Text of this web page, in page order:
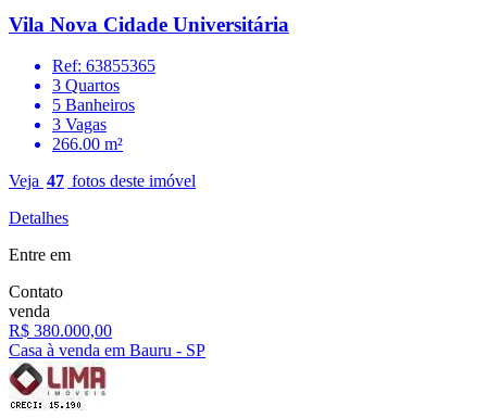
Vila Nova Cidade Universitária
Ref: 63855365
3 Quartos
5 Banheiros
3 Vagas
266.00 m²
Veja 47 fotos deste imóvel
Detalhes
Entre em
Contato
venda
R$ 380.000,00
Casa à venda em Bauru - SP